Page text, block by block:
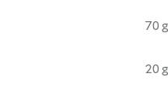
70 g
20 g